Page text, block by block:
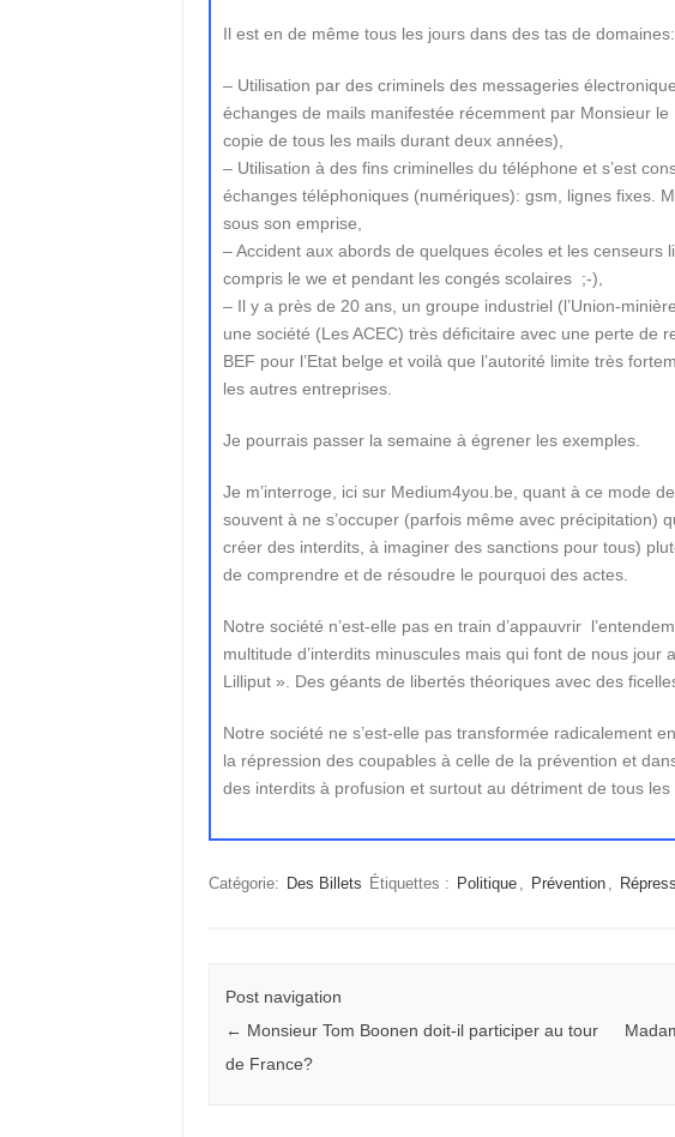
Il est en de même tous les jours dans des tas de domaines:
– Utilisation par des criminels des messageries
échanges de mails manifestée récemment par Monsieur
copie de tous les mails durant deux années),
– Utilisation à des fins criminelles du téléphone et s’est
échanges téléphoniques (numériques): gsm, lignes fixes.
sous son emprise,
– Accident aux abords de quelques écoles et les
compris le we et pendant les congés scolaires ;-),
– Il y a près de 20 ans, un groupe industriel (l’Union-
une société (Les ACEC) très déficitaire avec une perte de
BEF pour l’Etat belge et voilà que l’autorité limite très
les autres entreprises.
Je pourrais passer la semaine à égrener les exemples.
Je m’interroge, ici sur Medium4you.be, quant à ce mode
souvent à ne s’occuper (parfois même avec précipitation)
créer des interdits, à imaginer des sanctions pour tous)
de comprendre et de résoudre le pourquoi des actes.
Notre société n’est-elle pas en train d’appauvrir
multitude d’interdits minuscules mais qui font de nous jour
Lilliput ». Des géants de libertés théoriques avec des
Notre société ne s’est-elle pas transformée radicalement
la répression des coupables à celle de la prévention et
des interdits à profusion et surtout au détriment de tous les
Catégorie: Des Billets Étiquettes : Politique , Prévention ,
Post navigation
← Monsieur Tom Boonen doit-il participer au tour
de France?